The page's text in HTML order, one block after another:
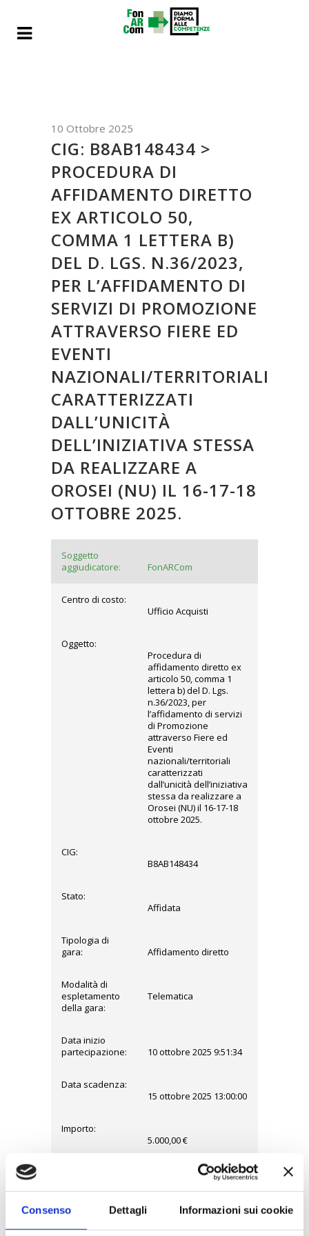
Consenso Dettagli Informazioni sui cookie
10 Ottobre 2025
CIG: B8AB148434 >
PROCEDURA DI
AFFIDAMENTO DIRETTO
EX ARTICOLO 50,
COMMA 1 LETTERA B)
DEL D. LGS. N.36/2023,
PER L’AFFIDAMENTO DI
SERVIZI DI PROMOZIONE
ATTRAVERSO FIERE ED
EVENTI
NAZIONALI/TERRITORIALI
CARATTERIZZATI
DALL’UNICITÀ
DELL’INIZIATIVA STESSA
DA REALIZZARE A
OROSEI (NU) IL 16-17-18
OTTOBRE 2025.
Soggetto
aggiudicatore:
FonARCom
Centro di costo:
Ufficio Acquisti
Oggetto:
Procedura di
affidamento diretto ex
articolo 50, comma 1
lettera b) del D. Lgs.
n.36/2023, per
l’affidamento di servizi
di Promozione
attraverso Fiere ed
Eventi
nazionali/territoriali
caratterizzati
dall’unicità dell’iniziativa
stessa da realizzare a
Orosei (NU) il 16-17-18
ottobre 2025.
CIG:
B8AB148434
Stato:
Affidata
Tipologia di
gara:
Affidamento diretto
Modalità di
espletamento
della gara:
Telematica
Data inizio
partecipazione:
10 ottobre 2025 9:51:34
Data scadenza:
15 ottobre 2025 13:00:00
Importo:
5.000,00 €
Ordine Consulenti
Lavoro di Nuoro
Data di